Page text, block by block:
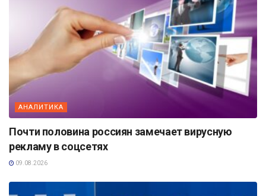
АНАЛИТИКА
Почти половина россиян замечает вирусную
рекламу в соцсетях
09.08.2026